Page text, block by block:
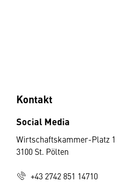
Kontakt
Social Media
Wirtschaftskammer-Platz 1
3100 St. Pölten
+43 2742 851 14710